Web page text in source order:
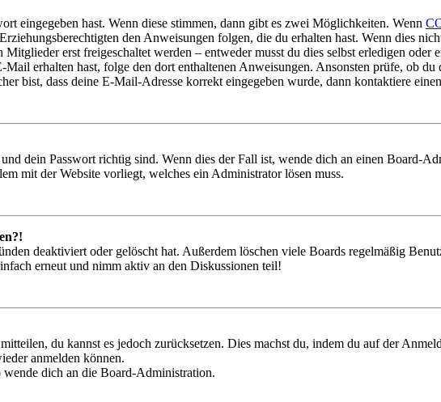
eingegeben hast. Wenn diese stimmen, dann gibt es zwei Möglichkeiten. Wenn
den Anweisungen folgen, die du erhalten hast. Wenn dies
erst freigeschaltet werden – entweder musst du dies selbst erledigen
erhalten hast, folge den dort enthaltenen Anweisungen. Ansonsten prüfe, ob
bist, dass deine E-Mail-Adresse korrekt eingegeben wurde, dann kontaktiere
dein Passwort richtig sind. Wenn dies der Fall ist, wende dich an einen Board-
mit der Website vorliegt, welches ein Administrator lösen muss.
deaktiviert oder gelöscht hat. Außerdem löschen viele Boards regelmäßig
erneut und nimm aktiv an den Diskussionen teil!
du kannst es jedoch zurücksetzen. Dies machst du, indem du auf der
anmelden können.
wende dich an die Board-Administration.